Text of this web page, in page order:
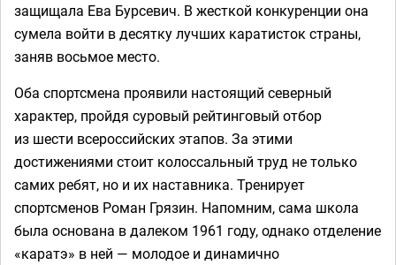
защищала Ева Бурсевич. В жесткой конкуренции она
сумела войти в десятку лучших каратисток страны,
заняв восьмое место.
Оба спортсмена проявили настоящий северный
характер, пройдя суровый рейтинговый отбор
из шести всероссийских этапов. За этими
достижениями стоит колоссальный труд не только
самих ребят, но и их наставника. Тренирует
спортсменов Роман Грязин. Напомним, сама школа
была основана в далеком 1961 году, однако отделение
«каратэ» в ней — молодое и динамично